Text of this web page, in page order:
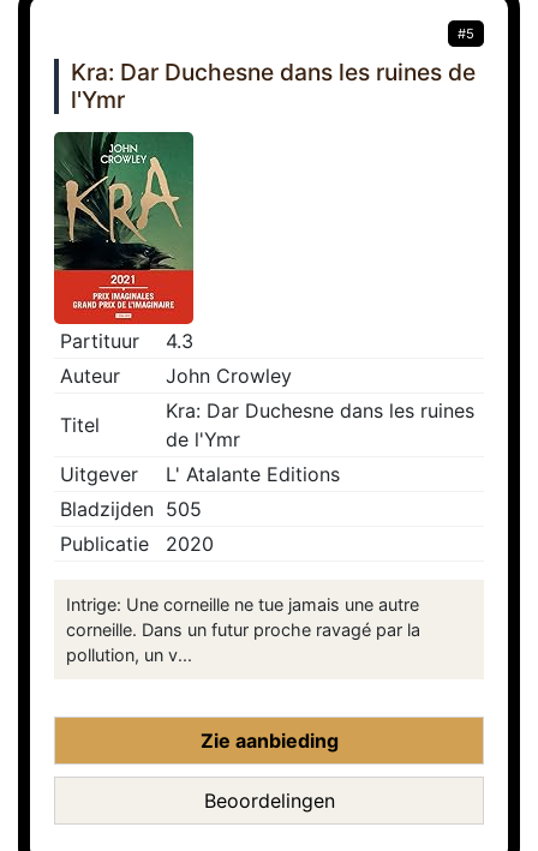
#5
Kra: Dar Duchesne dans les ruines de
l'Ymr
Partituur
4.3
Auteur
John Crowley
Titel
Kra: Dar Duchesne dans les ruines
de l'Ymr
Uitgever
L' Atalante Editions
Bladzijden 505
Publicatie
2020
Intrige: Une corneille ne tue jamais une autre
corneille. Dans un futur proche ravagé par la
pollution, un v...
Zie aanbieding
Beoordelingen